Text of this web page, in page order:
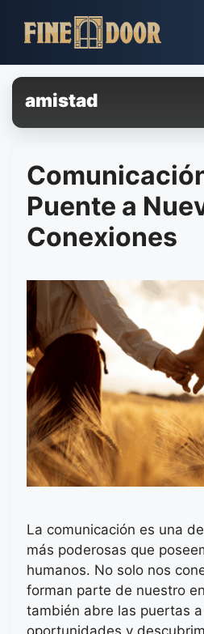
para
conteúdo
amistad
Puente a
Conexiones
La comunicación es una
más poderosas que
humanos. No solo nos
forman parte de nuestro
también abre las puertas
oportunidades y